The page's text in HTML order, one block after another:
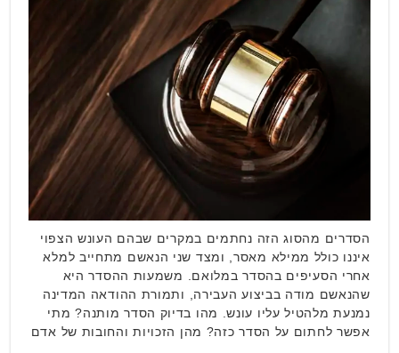
הסדרים מהסוג הזה נחתמים במקרים שבהם העונש הצפוי
איננו כולל ממילא מאסר, ומצד שני הנאשם מתחייב למלא
אחרי הסעיפים בהסדר במלואם. משמעות ההסדר היא
שהנאשם מודה בביצוע העבירה, ותמורת ההודאה המדינה
נמנעת מלהטיל עליו עונש. מהו בדיוק הסדר מותנה? מתי
אפשר לחתום על הסדר כזה? מהן הזכויות והחובות של אדם